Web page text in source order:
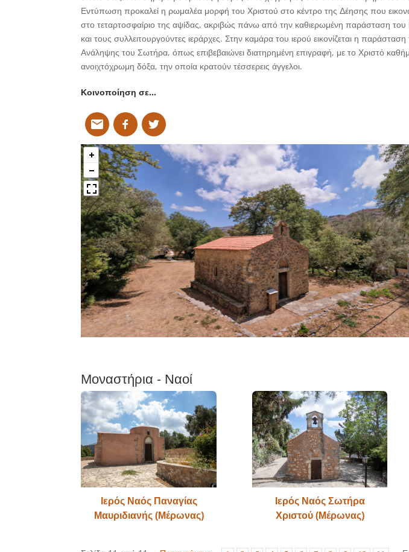
Εντύπωση προκαλεί η ρωμαλέα μορφή του Χριστού στο κέντρο της Δέησης που
στο τεταρτοσφαίριο της αψίδας, ακριβώς πάνω από την καθιερωμένη παράσταση του
και τους συλλειτουργούντες ιεράρχες. Στην καμάρα του ιερού εικονίζεται η παράσταση
Ανάληψης του Σωτήρα, όπως επιβεβαιώνει διατηρημένη επιγραφή, με το Χριστό
ανοιχτόχρωμη δόξα, την οποία κρατούν τέσσερεις άγγελοι.
Κοινοποίηση σε…
Μοναστήρια - Ναοί
Ιερός Ναός Παναγίας
Μαυριδιανής (Μέρωνας)
Ιερός Ναός Σωτήρα
Χριστού (Μέρωνας)